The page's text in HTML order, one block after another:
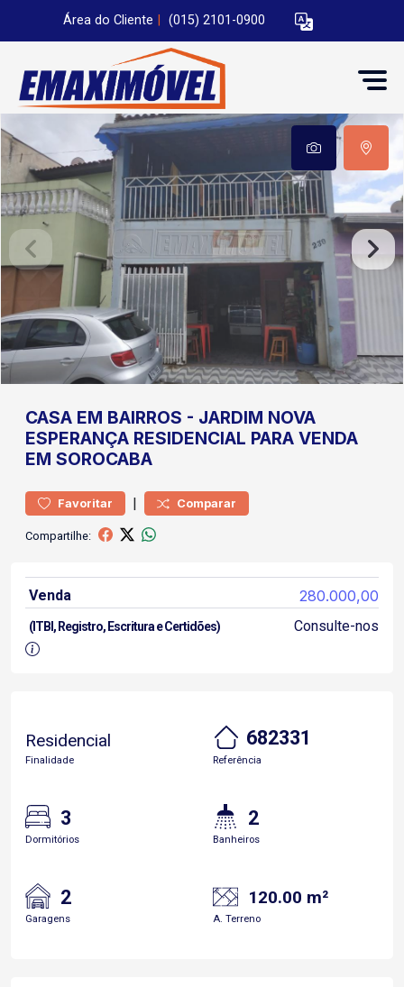
Área do Cliente (015) 2101-0900
CASA EM BAIRROS - JARDIM NOVA
ESPERANÇA RESIDENCIAL PARA VENDA
EM SOROCABA
Favoritar | Comparar
Compartilhe:
Venda 280.000,00
(ITBI, Registro, Escritura e Certidões) Consulte-nos
Residencial
Finalidade
682331
Referência
3
Dormitórios
2
Banheiros
2
Garagens
120.00 m²
A. Terreno